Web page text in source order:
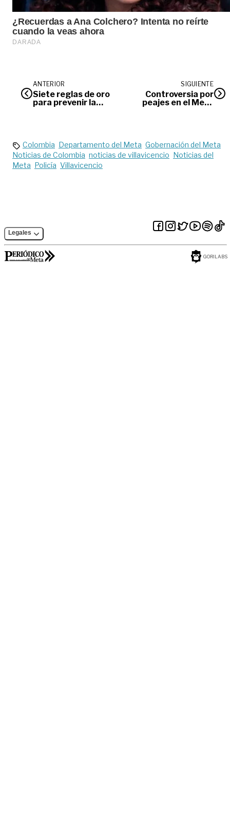
ANTERIOR
Siete reglas de oro
para prevenir la
SIGUIENTE
Controversia por
peajes en el Meta
Colombia Departamento del Meta Gobernación del Meta
Noticias de Colombia noticias de villavicencio Noticias del
Meta Policía Villavicencio
Legales
GORILABS